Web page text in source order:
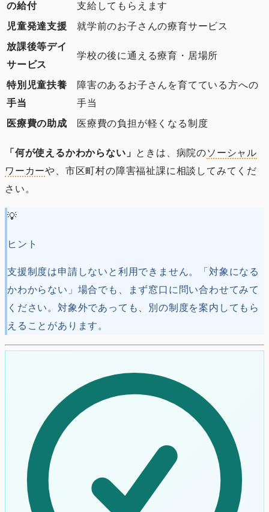
の給付
支給してもらえます
児童発達支援
就学前のお子さんの療育サービス
放課後等デイ
サービス
学校の後に通える療育・居場所
特別児童扶養
手当
障害のあるお子さんを育てている方への
手当
医療費の助成
医療費の負担が軽くなる制度
「何が使えるかわからない」 ときは、病院のソーシャル
ワーカーや、市区町村の障害福祉課に相談してみてくだ
さい。
💡
ヒント
支援制度は申請しないと利用できません。「対象になる
かわからない」場合でも、まず窓口に問い合わせてみて
ください。対象外であっても、別の制度を案内してもら
えることがあります。